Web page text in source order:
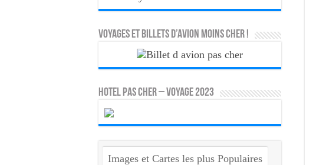
Voyages et Billets d’Avion moins cher !
HOTEL PAS CHER – VOYAGE 2023
Images et Cartes les plus Populaires